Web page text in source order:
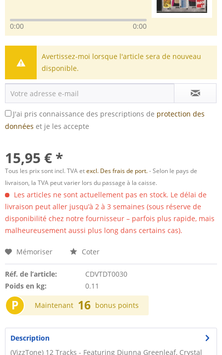
0:00 0:00
Avertissez-moi lorsque l'article sera de nouveau
disponible.
J'ai pris connaissance des prescriptions de protection des
données et je les accepte
15,95 € *
Tous les prix sont incl. TVA etexcl. Des frais de port.- Selon le pays de
livraison, la TVA peut varier lors du passage à la caisse.
Les articles ne sont actuellement pas en stock. Le délai de
livraison peut aller jusqu’à 2 à 3 semaines (sous réserve de
disponibilité chez notre fournisseur – parfois plus rapide, mais
malheureusement aussi plus long dans certains cas).
Mémoriser Coter
Réf. de l’article:
CDVTDT0030
Poids en kg:
0.11
P Maintenant 16 bonus points
Description
(VizzTone) 12 Tracks - Featuring Diunna Greenleaf, Crystal